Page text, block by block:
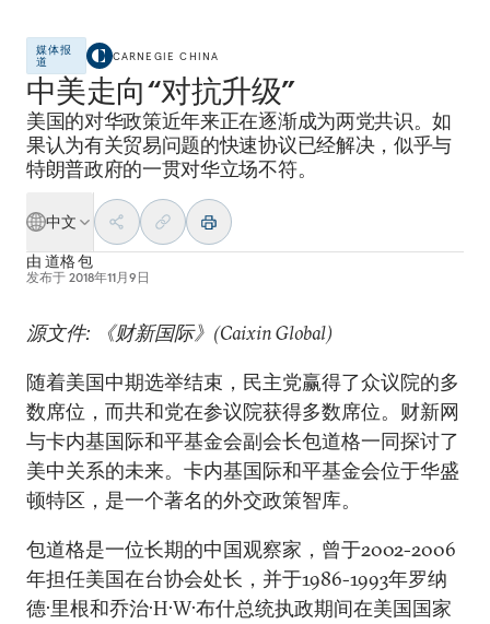
媒体报
道
CARNEGIE CHINA
中美走向“对抗升级”
美国的对华政策近年来正在逐渐成为两党共识。如
果认为有关贸易问题的快速协议已经解决，似乎与
特朗普政府的一贯对华立场不符。
中文
由 道格 包
发布于 2018年11月9日
源文件: 《财新国际》(Caixin Global)
随着美国中期选举结束，民主党赢得了众议院的多
数席位，而共和党在参议院获得多数席位。财新网
与卡内基国际和平基金会副会长包道格一同探讨了
美中关系的未来。卡内基国际和平基金会位于华盛
顿特区，是一个著名的外交政策智库。
包道格是一位长期的中国观察家，曾于2002-2006
年担任美国在台协会处长，并于1986-1993年罗纳
德·里根和乔治·H·W·布什总统执政期间在美国国家